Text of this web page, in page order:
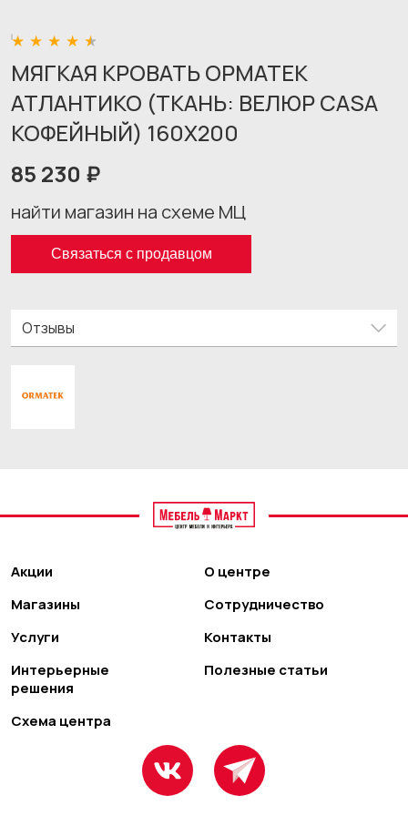
МЯГКАЯ КРОВАТЬ ОРМАТЕК
АТЛАНТИКО (ТКАНЬ: ВЕЛЮР CASA
КОФЕЙНЫЙ) 160X200
85 230 ₽
найти магазин на схеме МЦ
Связаться с продавцом
Отзывы
Акции
Магазины
Услуги
Интерьерные
решения
Схема центра
О центре
Сотрудничество
Контакты
Полезные статьи